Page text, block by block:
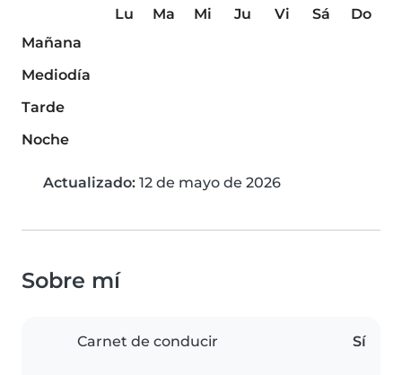
Lu Ma Mi Ju Vi Sá
Do
Mañana
Mediodía
Tarde
Noche
Actualizado: 12 de mayo de 2026
Sobre mí
Carnet de conducir Sí